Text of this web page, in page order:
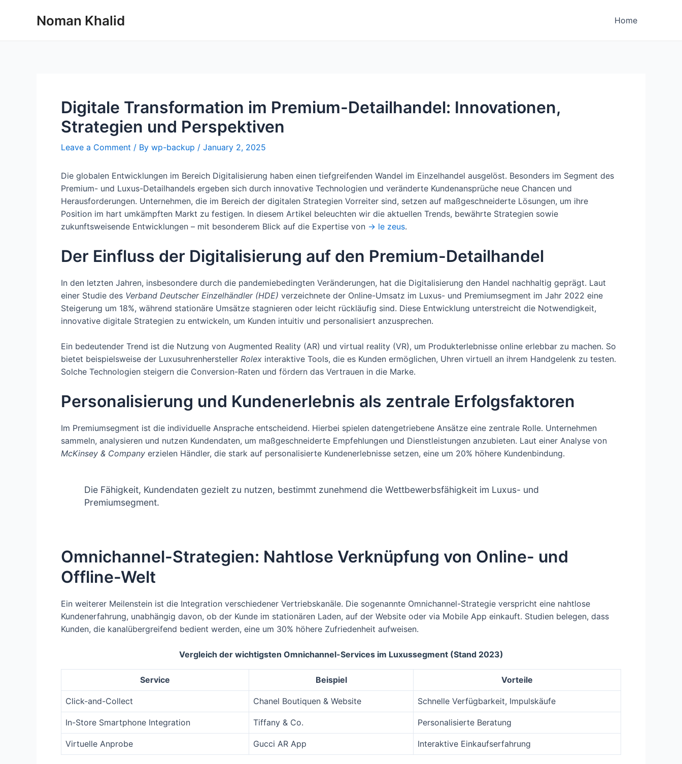
Noman Khalid Home
Digitale Transformation im Premium-Detailhandel: Innovationen,
Strategien und Perspektiven
Leave a Comment / By wp-backup / January 2, 2025
Die globalen Entwicklungen im Bereich Digitalisierung haben einen tiefgreifenden Wandel im Einzelhandel ausgelöst. Besonders im Segment des
Premium- und Luxus-Detailhandels ergeben sich durch innovative Technologien und veränderte Kundenansprüche neue Chancen und
Herausforderungen. Unternehmen, die im Bereich der digitalen Strategien Vorreiter sind, setzen auf maßgeschneiderte Lösungen, um ihre
Position im hart umkämpften Markt zu festigen. In diesem Artikel beleuchten wir die aktuellen Trends, bewährte Strategien sowie
zukunftsweisende Entwicklungen – mit besonderem Blick auf die Expertise von -> le zeus.
Der Einfluss der Digitalisierung auf den Premium-Detailhandel
In den letzten Jahren, insbesondere durch die pandemiebedingten Veränderungen, hat die Digitalisierung den Handel nachhaltig geprägt. Laut
einer Studie des Verband Deutscher Einzelhändler (HDE) verzeichnete der Online-Umsatz im Luxus- und Premiumsegment im Jahr 2022 eine
Steigerung um 18%, während stationäre Umsätze stagnieren oder leicht rückläufig sind. Diese Entwicklung unterstreicht die Notwendigkeit,
innovative digitale Strategien zu entwickeln, um Kunden intuitiv und personalisiert anzusprechen.
Ein bedeutender Trend ist die Nutzung von Augmented Reality (AR) und virtual reality (VR), um Produkterlebnisse online erlebbar zu machen. So
bietet beispielsweise der Luxusuhrenhersteller Rolex interaktive Tools, die es Kunden ermöglichen, Uhren virtuell an ihrem Handgelenk zu testen.
Solche Technologien steigern die Conversion-Raten und fördern das Vertrauen in die Marke.
Personalisierung und Kundenerlebnis als zentrale Erfolgsfaktoren
Im Premiumsegment ist die individuelle Ansprache entscheidend. Hierbei spielen datengetriebene Ansätze eine zentrale Rolle. Unternehmen
sammeln, analysieren und nutzen Kundendaten, um maßgeschneiderte Empfehlungen und Dienstleistungen anzubieten. Laut einer Analyse von
McKinsey & Company erzielen Händler, die stark auf personalisierte Kundenerlebnisse setzen, eine um 20% höhere Kundenbindung.
Die Fähigkeit, Kundendaten gezielt zu nutzen, bestimmt zunehmend die Wettbewerbsfähigkeit im Luxus- und
Premiumsegment.
Omnichannel-Strategien: Nahtlose Verknüpfung von Online- und
Offline-Welt
Ein weiterer Meilenstein ist die Integration verschiedener Vertriebskanäle. Die sogenannte Omnichannel-Strategie verspricht eine nahtlose
Kundenerfahrung, unabhängig davon, ob der Kunde im stationären Laden, auf der Website oder via Mobile App einkauft. Studien belegen, dass
Kunden, die kanalübergreifend bedient werden, eine um 30% höhere Zufriedenheit aufweisen.
Vergleich der wichtigsten Omnichannel-Services im Luxussegment (Stand 2023)
Service Beispiel Vorteile
Click-and-Collect Chanel Boutiquen & Website Schnelle Verfügbarkeit, Impulskäufe
In-Store Smartphone Integration Tiffany & Co. Personalisierte Beratung
Virtuelle Anprobe Gucci AR App Interaktive Einkaufserfahrung